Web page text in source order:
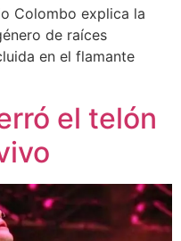
Colombo explica la
de raíces
en el flamante
el telón